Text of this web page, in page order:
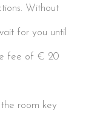
Without
for you until
fee of € 20
room key